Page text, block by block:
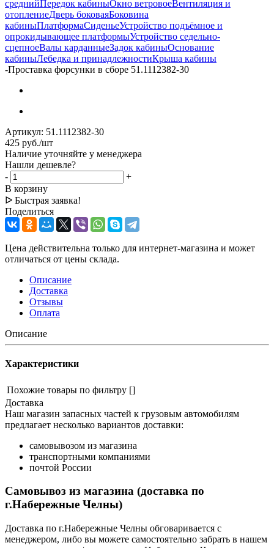
среднийПередок кабиныОкно ветровоеВентиляция и
отоплениеДверь боковаяБоковина
кабиныПлатформаСиденьеУстройство подъёмное и
опрокидывающее платформыУстройство седельно-
сцепноеВалы карданныеЗадок кабиныОснование
кабиныЛебедка и принадлежностиКрыша кабины
-Проставка форсунки в сборе 51.1112382-30
Артикул: 51.1112382-30
425 руб./шт
Наличие уточняйте у менеджера
Нашли дешевле?
-
+
В корзину
ᐅ Быстрая заявка!
Поделиться
Цена действительна только для интернет-магазина и может
отличаться от цены склада.
Описание
Доставка
Отзывы
Оплата
Описание
Характеристики
Похожие товары по фильтру []
Доставка
Наш магазин запасных частей к грузовым автомобилям
предлагает несколько вариантов доставки:
самовывозом из магазина
транспортными компаниями
почтой России
Самовывоз из магазина (доставка по
г.Набережные Челны)
Доставка по г.Набережные Челны обговаривается с
менеджером, либо вы можете самостоятельно забрать в нашем